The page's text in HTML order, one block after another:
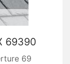
69390
69